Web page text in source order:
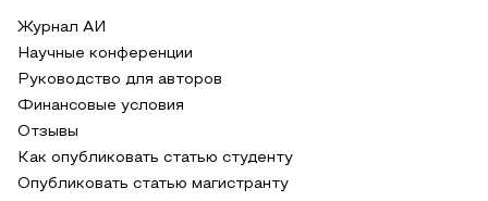
Журнал АИ
Научные конференции
Руководство для авторов
Финансовые условия
Отзывы
Как опубликовать статью студенту
Опубликовать статью магистранту